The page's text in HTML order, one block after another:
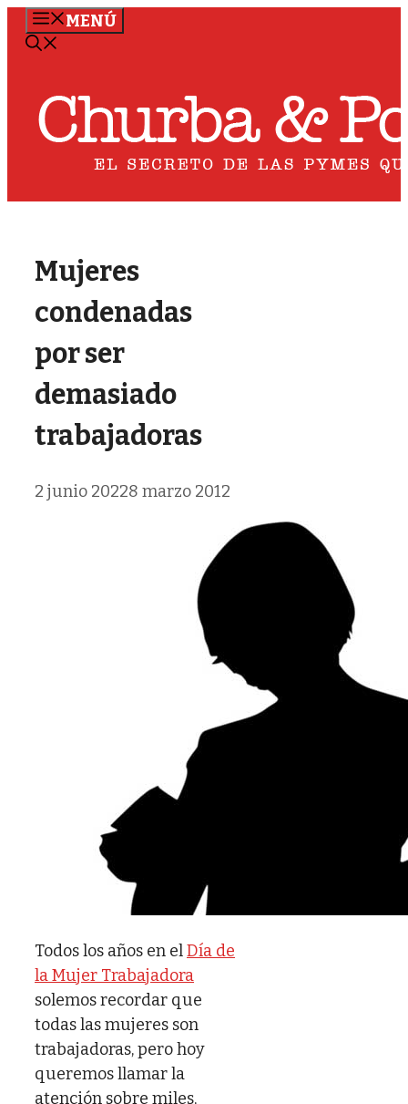
Saltar
MENÚ
Mujeres
condenadas
por ser
demasiado
trabajadoras
2 junio 20228 marzo 2012
Todos los años en elDía de
la Mujer Trabajadora
solemos recordar que
todas las mujeres son
trabajadoras, pero hoy
queremos llamar la
atención sobre miles,